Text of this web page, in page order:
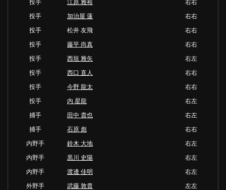
投手
江原 雅裕
右右
投手
加治屋 蓮
右右
投手
松井 友飛
右右
投手
藤平 尚真
右右
投手
西垣 雅矢
右左
投手
西口 直人
右右
投手
今野 龍太
右右
投手
内 星龍
右左
捕手
田中 貴也
右左
捕手
石原 彪
右右
内野手
鈴木 大地
右左
内野手
黒川 史陽
右左
内野手
渡邊 佳明
右左
外野手
武藤 敦貴
左左